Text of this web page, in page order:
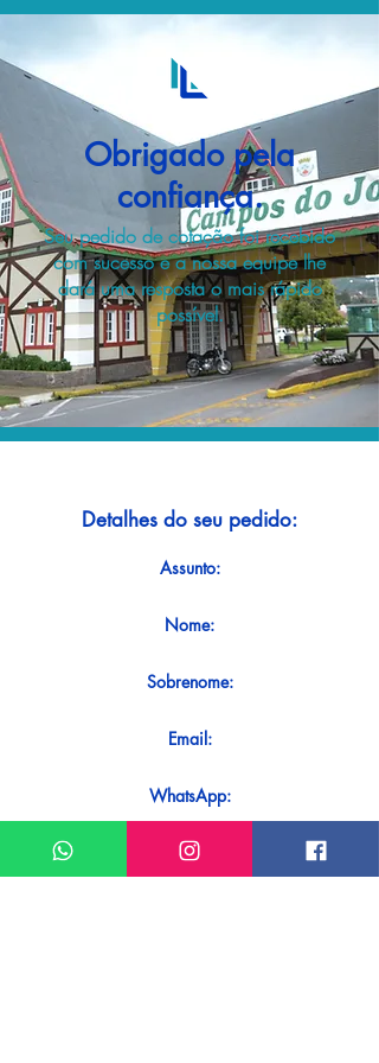
Obrigado pela
confiança.
Seu pedido de cotação foi recebido
com sucesso e a nossa equipe lhe
dará uma resposta o mais rápido
possível.
Detalhes do seu pedido:
Assunto:
Nome:
Sobrenome:
Email:
WhatsApp:
Mensagem: